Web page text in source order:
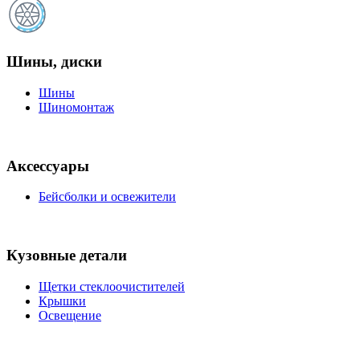
Шины, диски
Шины
Шиномонтаж
Аксессуары
Бейсболки и освежители
Кузовные детали
Щетки стеклоочистителей
Крышки
Освещение